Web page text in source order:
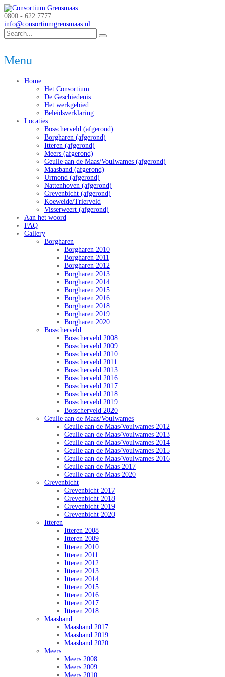
0800 - 622 7777
info@consortiumgrensmaas.nl
Menu
Home
Het Consortium
De Geschiedenis
Het werkgebied
Beleidsverklaring
Locaties
Bosscherveld (afgerond)
Borgharen (afgerond)
Itteren (afgerond)
Meers (afgerond)
Geulle aan de Maas/Voulwames (afgerond)
Maasband (afgerond)
Urmond (afgerond)
Nattenhoven (afgerond)
Grevenbicht (afgerond)
Koeweide/Trierveld
Visserweert (afgerond)
Aan het woord
FAQ
Gallery
Borgharen
Borgharen 2010
Borgharen 2011
Borgharen 2012
Borgharen 2013
Borgharen 2014
Borgharen 2015
Borgharen 2016
Borgharen 2018
Borgharen 2019
Borgharen 2020
Bosscherveld
Bosscherveld 2008
Bosscherveld 2009
Bosscherveld 2010
Bosscherveld 2011
Bosscherveld 2013
Bosscherveld 2016
Bosscherveld 2017
Bosscherveld 2018
Bosscherveld 2019
Bosscherveld 2020
Geulle aan de Maas/Voulwames
Geulle aan de Maas/Voulwames 2012
Geulle aan de Maas/Voulwames 2013
Geulle aan de Maas/Voulwames 2014
Geulle aan de Maas/Voulwames 2015
Geulle aan de Maas/Voulwames 2016
Geulle aan de Maas 2017
Geulle aan de Maas 2020
Grevenbicht
Grevenbicht 2017
Grevenbicht 2018
Grevenbicht 2019
Grevenbicht 2020
Itteren
Itteren 2008
Itteren 2009
Itteren 2010
Itteren 2011
Itteren 2012
Itteren 2013
Itteren 2014
Itteren 2015
Itteren 2016
Itteren 2017
Itteren 2018
Maasband
Maasband 2017
Maasband 2019
Maasband 2020
Meers
Meers 2008
Meers 2009
Meers 2010